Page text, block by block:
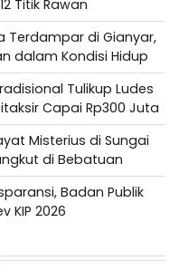
Titik Rawan
Terdampar di Gianyar,
dalam Kondisi Hidup
Tulikup Ludes
Capai Rp300 Juta
Misterius di Sungai
di Bebatuan
Badan Publik
KIP 2026